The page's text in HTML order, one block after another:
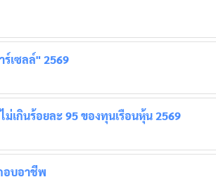
เซลล์" 2569
เกินร้อยละ 95 ของทุนเรือนหุ้น 2569
อบอาชีพ